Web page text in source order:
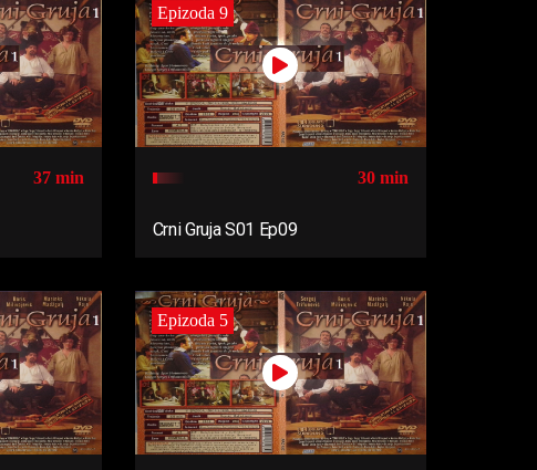
37 min
Epizoda 9
30 min
Crni Gruja S01 Ep09
Epizoda 5